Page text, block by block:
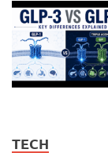
TECH